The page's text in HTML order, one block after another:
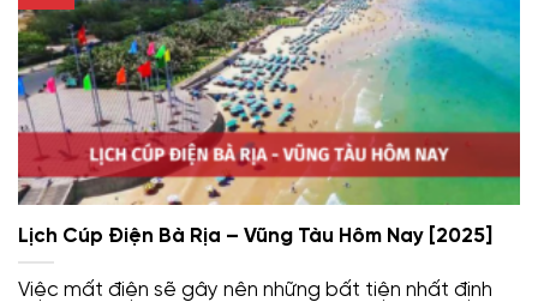
Lịch Cúp Điện Bà Rịa – Vũng Tàu Hôm Nay [2025]
Việc mất điện sẽ gây nên những bất tiện nhất định